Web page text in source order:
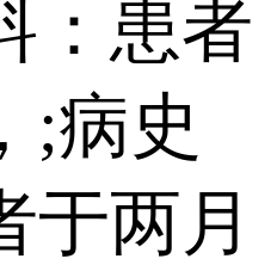
：患者
;病史
于两月